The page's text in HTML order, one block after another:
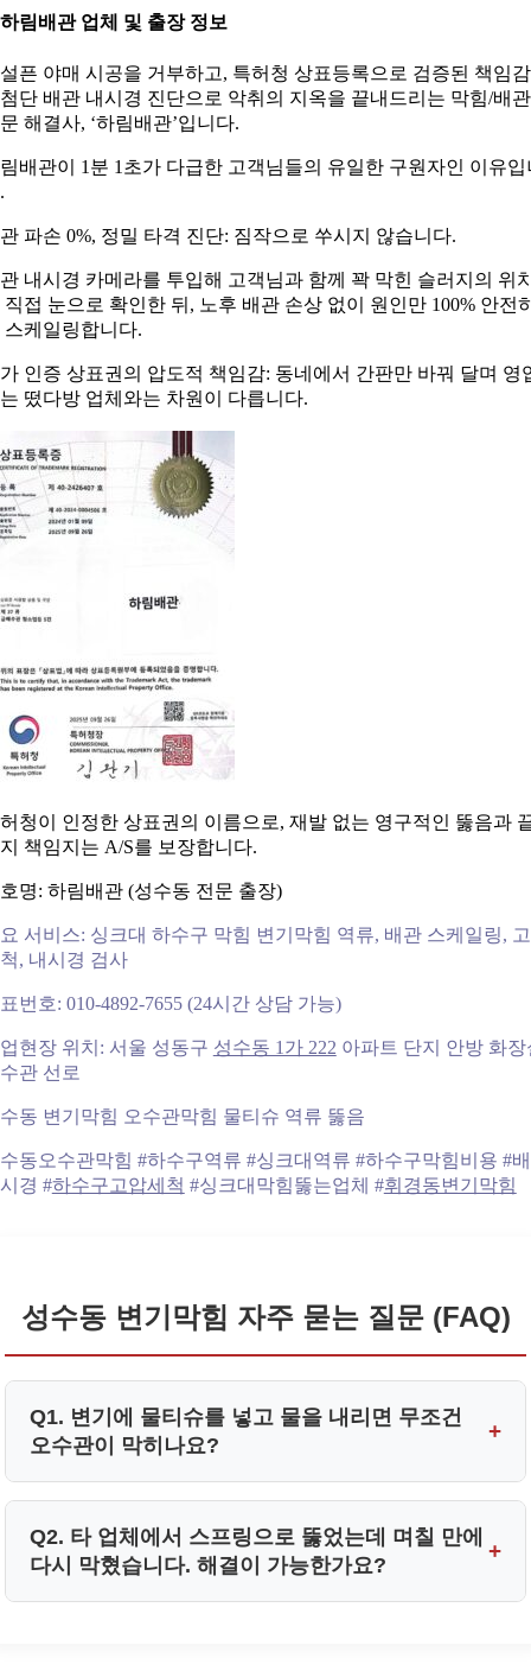
림배관 업체 및 출장 정보
픈 야매 시공을 거부하고, 특허청 상표등록으로 검증된 책임
단 배관 내시경 진단으로 악취의 지옥을 끝내드리는 막힘/배관
해결사, ‘하림배관’입니다.
배관이 1분 1초가 다급한 고객님들의 유일한 구원자인 이유입
파손 0%, 정밀 타격 진단: 짐작으로 쑤시지 않습니다.
내시경 카메라를 투입해 고객님과 함께 꽉 막힌 슬러지의 위
직접 눈으로 확인한 뒤, 노후 배관 손상 없이 원인만 100% 안전
스케일링합니다.
인증 상표권의 압도적 책임감: 동네에서 간판만 바꿔 달며 영
떴다방 업체와는 차원이 다릅니다.
청이 인정한 상표권의 이름으로, 재발 없는 영구적인 뚫음과
책임지는 A/S를 보장합니다.
명: 하림배관 (성수동 전문 출장)
서비스: 싱크대 하수구 막힘 변기막힘 역류, 배관 스케일링,
, 내시경 검사
번호: 010-4892-7655 (24시간 상담 가능)
현장 위치: 서울 성동구 성수동 1가 222 아파트 단지 안방 화장
관 선로
동 변기막힘 오수관막힘 물티슈 역류 뚫음
동오수관막힘 #하수구역류 #싱크대역류 #하수구막힘비용 #
경 #하수구고압세척 #싱크대막힘뚫는업체 #휘경동변기막힘
성수동 변기막힘 자주 묻는 질문 (FAQ)
Q1. 변기에 물티슈를 넣고 물을 내리면 무조건
오수관이 막히나요?
+
A1. 네, 시중의 물티슈는 물에 녹지 않는 폴리에스테르 성
분이 포함되어 있어 배관 내부의 거친 단면이나 석회 물
Q2. 타 업체에서 스프링으로 뚫었는데 며칠 만에
다시 막혔습니다. 해결이 가능한가요?
+